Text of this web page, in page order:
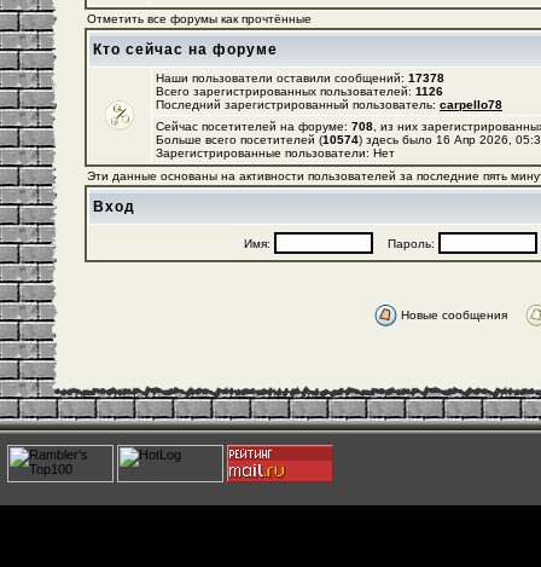
Отметить все форумы как прочтённые
Кто сейчас на форуме
Наши пользователи оставили сообщений: 17378
Всего зарегистрированных пользователей: 1126
Последний зарегистрированный пользователь: carpello78
Сейчас посетителей на форуме: 708 , из них
Больше всего посетителей (10574) здесь было 16 Апр 2026,
Зарегистрированные пользователи: Нет
Эти данные основаны на активности пользователей за последние пять
Вход
Имя: Пароль:
Новые сообщения